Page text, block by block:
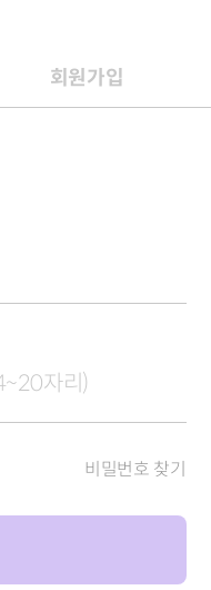
회원가입
비밀번호 찾기